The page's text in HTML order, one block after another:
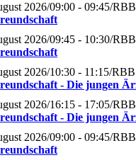
2026/09:00 - 09:45/RBB
2026/09:45 - 10:30/RBB
2026/10:30 - 11:15/RBB
- Die jungen
2026/16:15 - 17:05/RBB
- Die jungen
2026/09:00 - 09:45/RBB